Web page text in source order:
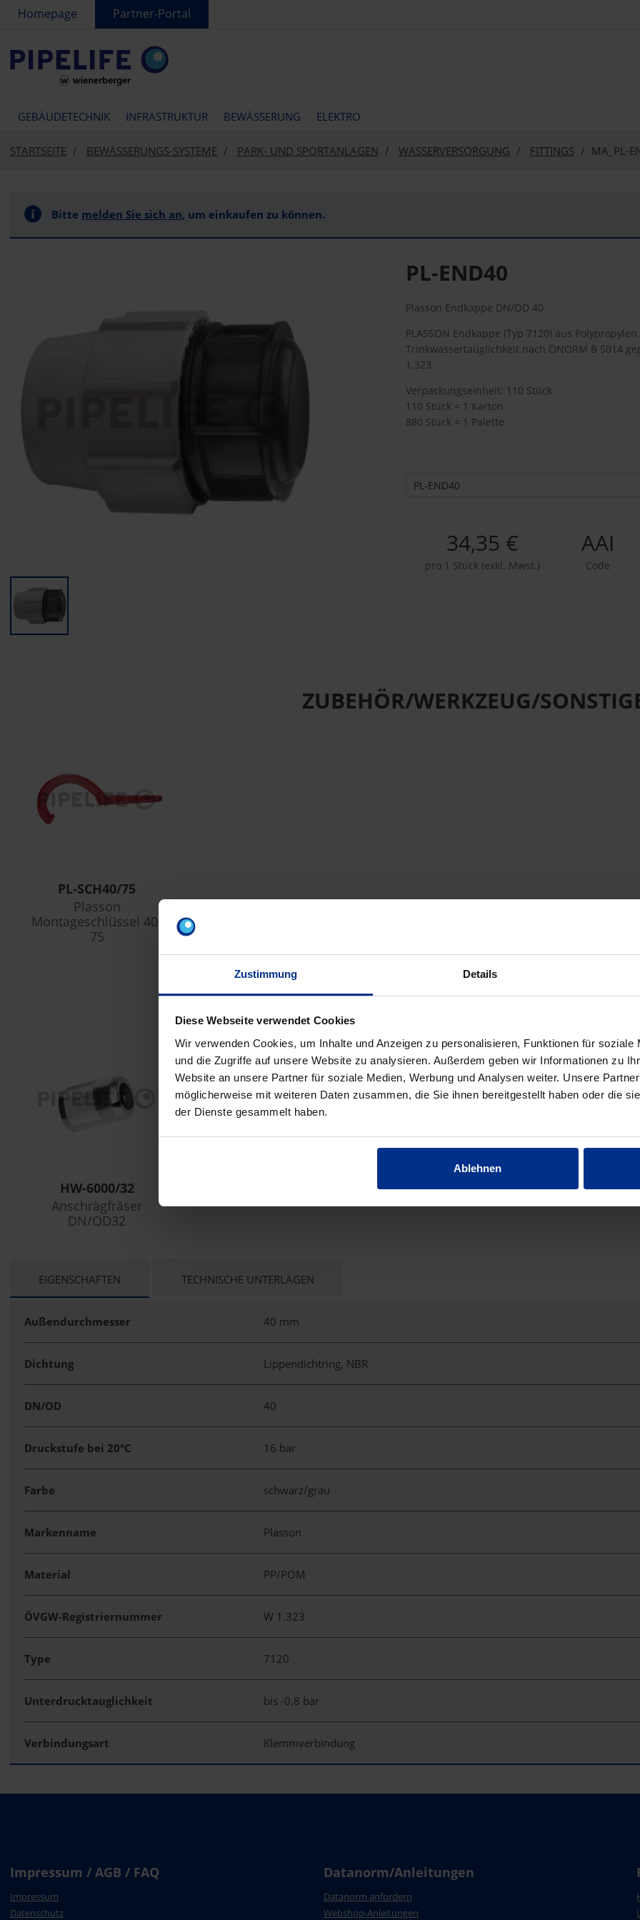
Zustimmung Details
Diese Webseite verwendet Cookies
Wir verwenden Cookies, um Inhalte und Anzeigen zu personalisieren, Funktionen für soziale
und die Zugriffe auf unsere Website zu analysieren. Außerdem geben wir Informationen zu
Website an unsere Partner für soziale Medien, Werbung und Analysen weiter. Unsere
möglicherweise mit weiteren Daten zusammen, die Sie ihnen bereitgestellt haben oder die
der Dienste gesammelt haben.
Ablehnen
text.skipToContent
text.skipToNavigation
Homepage Partner-Portal
GEBÄUDETECHNIK INFRASTRUKTUR BEWÄSSERUNG ELEKTRO
STARTSEITE BEWÄSSERUNGS-SYSTEME PARK- UND SPORTANLAGEN WASSERVERSORGUNG FITTINGS MA_PL-
Bitte melden Sie sich an, um einkaufen zu können.
PL-END40
Plasson Endkappe DN/OD 40
PLASSON Endkappe (Typ 7120) aus
Trinkwassertauglichkeit nach ÖNORM B 5014
1.323
Verpackungseinheit: 110 Stück
110 Stück = 1 Karton
880 Stück = 1 Palette
PL-END40
34,35 €
pro 1 Stück (exkl. Mwst.)
AAI
Code
ZUBEHÖR/WERKZEUG/
PL-SCH40/75
Plasson
Montageschlüssel 40-
75
FORMSTÜCKE/ARMATUREN
HW-6000/32
Anschrägfräser
DN/OD32
CURRENT
EIGENSCHAFTEN TECHNISCHE UNTERLAGEN
Außendurchmesser 40 mm
Dichtung Lippendichtring, NBR
DN/OD 40
Druckstufe bei 20°C 16 bar
Farbe schwarz/grau
Markenname Plasson
Material PP/POM
ÖVGW-Registriernummer W 1.323
Type 7120
Unterdrucktauglichkeit bis -0,8 bar
Verbindungsart Klemmverbindung
Impressum / AGB / FAQ
Impressum
Datenschutz
Datanorm/Anleitungen
Datanorm anfordern
Webshop-Anleitungen